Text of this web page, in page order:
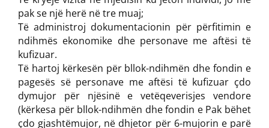
pak se një herë në tre muaj;
Të administroj dokumentacionin për përfitimin e
ndihmës ekonomike dhe personave me aftësi të
kufizuar.
Të hartoj kërkesën për bllok-ndihmën dhe fondin e
pagesës së personave me aftësi të kufizuar çdo
dymujor për njësinë e vetëqeverisjes vendore
(kërkesa për bllok-ndihmën dhe fondin e Pak bëhet
çdo gjashtëmujor, në dhjetor për 6-mujorin e parë